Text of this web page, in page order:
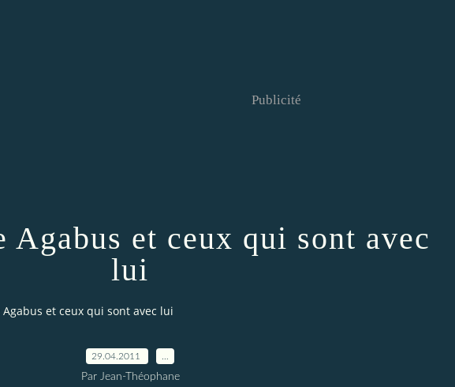
Publicité
Agabus et ceux qui sont avec
lui
et ceux qui sont avec lui
29.04.2011
Par Jean-Théophane